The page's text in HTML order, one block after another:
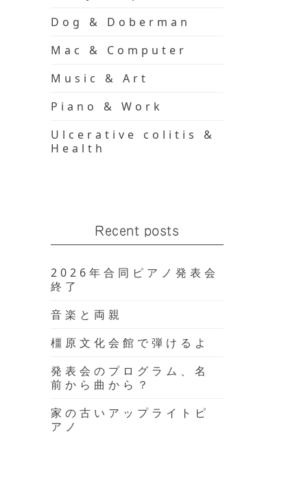
Dog & Doberman
Mac & Computer
Music & Art
Piano & Work
Ulcerative colitis &
Health
Recent posts
2026年合同ピアノ発表会
終了
音楽と両親
橿原文化会館で弾けるよ
発表会のプログラム、名
前から曲から？
家の古いアップライトピ
アノ